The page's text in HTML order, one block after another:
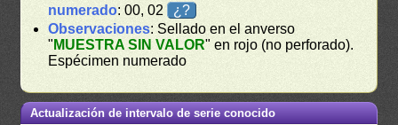
numerado: 00, 02
¿?
Observaciones: Sellado en el anverso
" MUESTRA SIN VALOR" en rojo (no perforado).
Espécimen numerado
Actualización de intervalo de serie conocido